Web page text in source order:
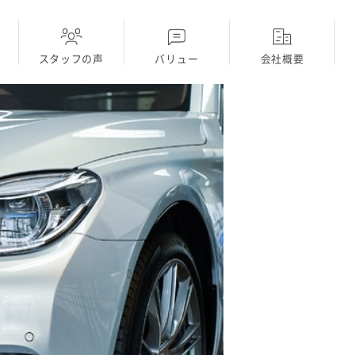
ディーラー
スタッフの声 バリュー 会社概要